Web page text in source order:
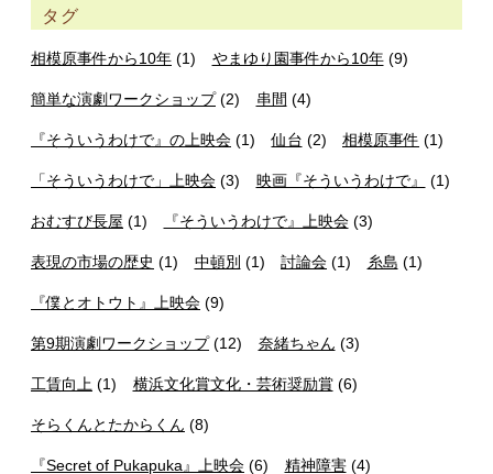
タグ
相模原事件から10年 (1) やまゆり園事件から10年(9)
簡単な演劇ワークショップ(2) 串間 (4)
『そういうわけで』の上映会 (1) 仙台 (2) 相模原事件 (1)
「そういうわけで」上映会 (3) 映画『そういうわけで』 (1)
おむすび長屋 (1) 『そういうわけで』上映会(3)
表現の市場の歴史 (1) 中頓別 (1) 討論会 (1) 糸島 (1)
『僕とオトウト』上映会 (9)
第9期演劇ワークショップ(12) 奈緒ちゃん (3)
工賃向上 (1) 横浜文化賞文化・芸術奨励賞(6)
そらくんとたからくん (8)
『Secret of Pukapuka』上映会 (6) 精神障害(4)